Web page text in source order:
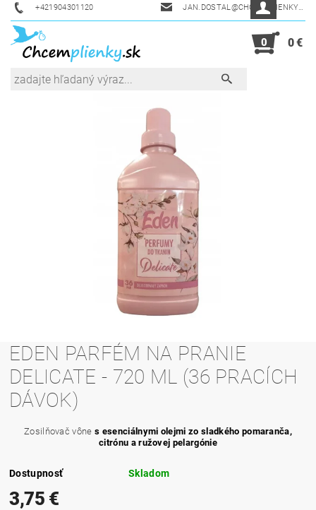
+421904301120 JAN.DOSTAL@CHCEMPLIENKY.SK
0 0 €
EDEN PARFÉM NA PRANIE
DELICATE - 720 ML (36 PRACÍCH
DÁVOK)
Zosilňovač vônes esenciálnymi olejmi zo sladkého pomaranča,
citrónu a ružovej pelargónie
Dostupnosť Skladom
3,75 €